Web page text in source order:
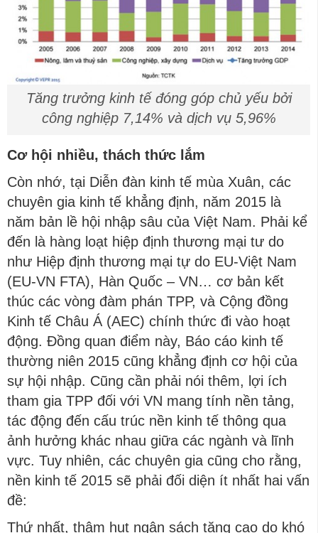
Tăng trưởng kinh tế đóng góp chủ yếu bởi
công nghiệp 7,14% và dịch vụ 5,96%
Cơ hội nhiều, thách thức lắm
Còn nhớ, tại Diễn đàn kinh tế mùa Xuân, các
chuyên gia kinh tế khẳng định, năm 2015 là
năm bản lề hội nhập sâu của Việt Nam. Phải kể
đến là hàng loạt hiệp định thương mại tư do
như Hiệp định thương mại tự do EU-Việt Nam
(EU-VN FTA), Hàn Quốc – VN… cơ bản kết
thúc các vòng đàm phán TPP, và Cộng đồng
Kinh tế Châu Á (AEC) chính thức đi vào hoạt
động. Đồng quan điểm này, Báo cáo kinh tế
thường niên 2015 cũng khẳng định cơ hội của
sự hội nhập. Cũng cần phải nói thêm, lợi ích
tham gia TPP đối với VN mang tính nền tảng,
tác động đến cấu trúc nền kinh tế thông qua
ảnh hưởng khác nhau giữa các ngành và lĩnh
vực. Tuy nhiên, các chuyên gia cũng cho rằng,
nền kinh tế 2015 sẽ phải đối diện ít nhất hai vấn
đề:
Thứ nhất, thâm hụt ngân sách tăng cao do khó